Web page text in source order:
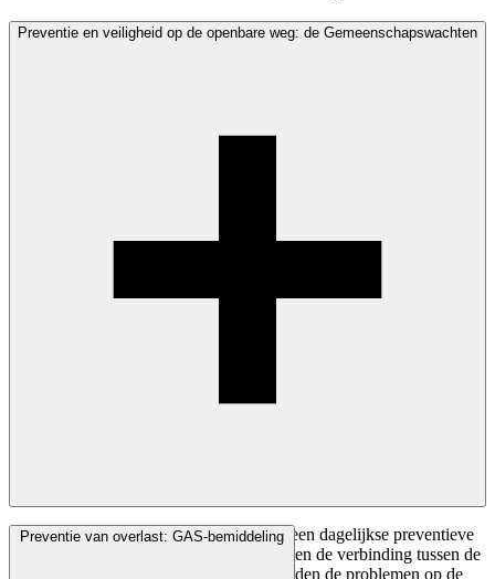
Preventie en veiligheid op de openbare weg: de Gemeenschapswachten
De Gemeenschapswachten zorgen voor een dagelijkse preventieve
aanwezigheid in het straatbeeld. Ze vormen de verbinding tussen de
bewoners en het gemeentebestuur en melden de problemen op de
Preventie van overlast: GAS-bemiddeling